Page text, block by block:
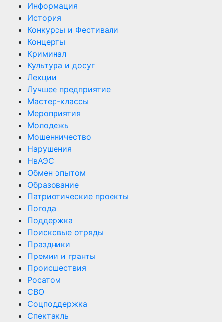
Информация
История
Конкурсы и Фестивали
Концерты
Криминал
Культура и досуг
Лекции
Лучшее предприятие
Мастер-классы
Мероприятия
Молодежь
Мошенничество
Нарушения
НвАЭС
Обмен опытом
Образование
Патриотические проекты
Погода
Поддержка
Поисковые отряды
Праздники
Премии и гранты
Происшествия
Росатом
СВО
Соцподдержка
Спектакль